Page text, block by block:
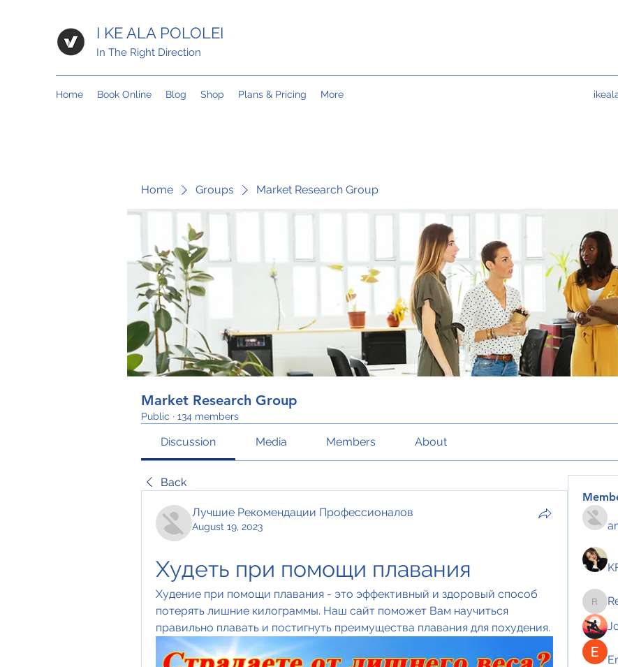
I KE ALA POLOLEI
In The Right Direction
Home Book Online Blog Shop Plans & Pricing More
Home Groups Market Research Group
Market Research Group
Public · 134 members
Discussion Media Members About
Back
Лучшие Рекомендации Профессионалов
August 19, 2023
Худеть при помощи плавания
Худение при помощи плавания - это эффективный и здоровый способ
потерять лишние килограммы. Наш сайт поможет Вам научиться
правильно плавать и постигнуть преимущества плавания для похудения.